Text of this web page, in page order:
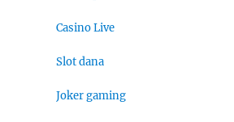
Casino Live
Slot dana
Joker gaming